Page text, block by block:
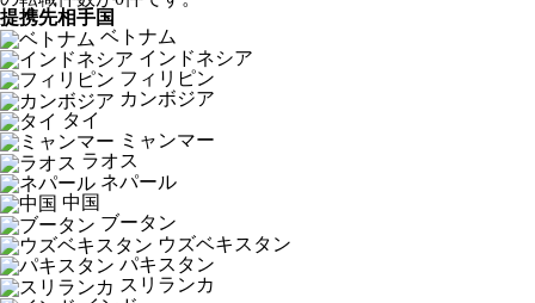
提携先相手国
ベトナム
インドネシア
フィリピン
カンボジア
タイ
ミャンマー
ラオス
ネパール
中国
ブータン
ウズベキスタン
パキスタン
スリランカ